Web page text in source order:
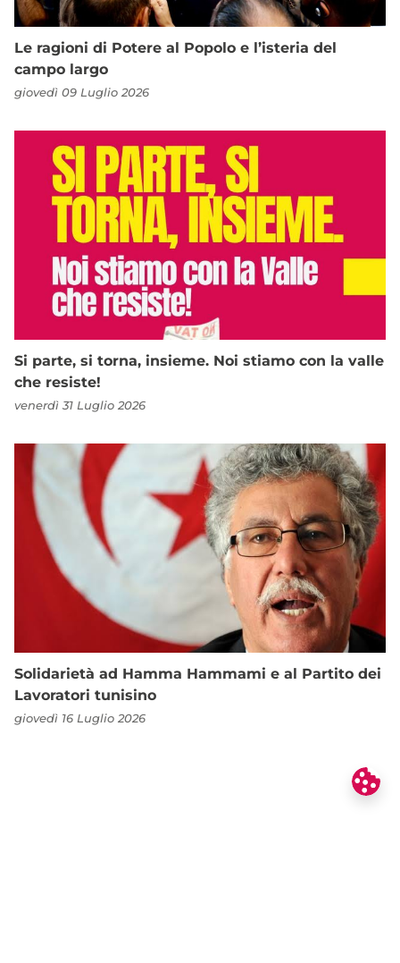
Le ragioni di Potere al Popolo e l’isteria del
campo largo
giovedì 09 Luglio 2026
Si parte, si torna, insieme. Noi stiamo con la valle
che resiste!
venerdì 31 Luglio 2026
Solidarietà ad Hamma Hammami e al Partito dei
Lavoratori tunisino
giovedì 16 Luglio 2026